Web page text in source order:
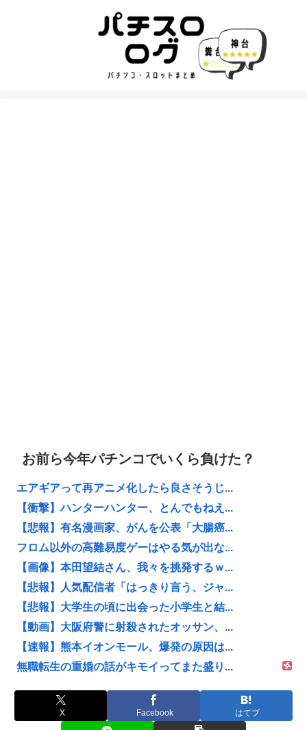
お前ら今年パチンコでいくら負けた？
エアギアって再アニメ化したら良さそうじ...
【衝撃】ハンターハンター、とんでもねえ...
【悲報】有名漫画家、がんを公表「大腸癌...
フロム以外の高難易度ゲーはやる気が出な...
【画像】本田望結さん、我々を挑発するｗ...
【悲報】人気配信者「はっきり言う、ジャ...
【悲報】大学生の頃に出会った小学生と結...
【動画】大阪府警に射殺されたオッサン、...
【速報】熊本イオンモール、爆発の原因は...
無職転生の重婚の話がキモイってまた盛り...
X Facebook はてブ